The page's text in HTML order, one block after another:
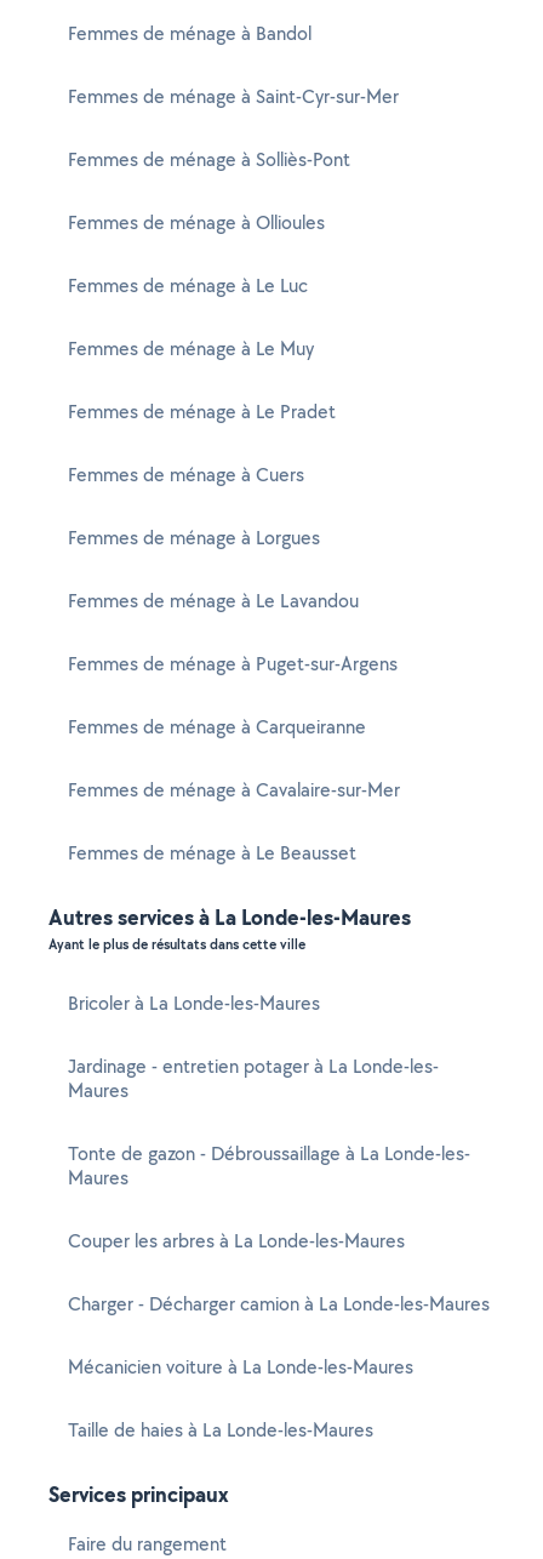
Femmes de ménage à Bandol
Femmes de ménage à Saint-Cyr-sur-Mer
Femmes de ménage à Solliès-Pont
Femmes de ménage à Ollioules
Femmes de ménage à Le Luc
Femmes de ménage à Le Muy
Femmes de ménage à Le Pradet
Femmes de ménage à Cuers
Femmes de ménage à Lorgues
Femmes de ménage à Le Lavandou
Femmes de ménage à Puget-sur-Argens
Femmes de ménage à Carqueiranne
Femmes de ménage à Cavalaire-sur-Mer
Femmes de ménage à Le Beausset
Autres services à La Londe-les-Maures
Ayant le plus de résultats dans cette ville
Bricoler à La Londe-les-Maures
Jardinage - entretien potager à La Londe-les-
Maures
Tonte de gazon - Débroussaillage à La Londe-les-
Maures
Couper les arbres à La Londe-les-Maures
Charger - Décharger camion à La Londe-les-Maures
Mécanicien voiture à La Londe-les-Maures
Taille de haies à La Londe-les-Maures
Services principaux
Faire du rangement